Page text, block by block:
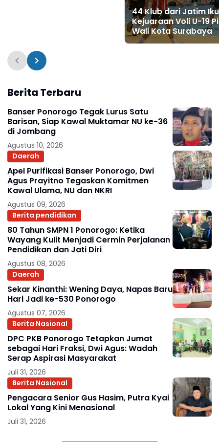
44 Klub dari Jatim
Kejuaraan Voli U-19
Wali Kota Surabaya
Berita Terbaru
Banser Ponorogo Tegak Lurus Satu
Barisan, Siap Kawal Muktamar NU ke-36
di Jombang
Agustus 10, 2026
Daerah
Apel Purifikasi Banser Ponorogo, Dwi
Agus Prayitno Tegaskan Komitmen
Kawal Ulama, NU dan NKRI
Agustus 09, 2026
Berita pendidikan
80 Tahun SMPN 1 Ponorogo: Ketika
Wayang Kulit Menjadi Cermin Perjalanan
Pendidikan dan Jati Diri
Agustus 08, 2026
Daerah
Sekar Kinanthi: Wening Daya, Napas Baru
Hari Jadi ke-530 Ponorogo
Agustus 07, 2026
Berita Nasional
DPC PKB Ponorogo Tetapkan Jumat
sebagai Hari Fraksi, Dwi Agus: Wadah
Serap Aspirasi Masyarakat
Juli 31, 2026
Berita Nasional
Pengacara Senior Gus Hasim, Putra Kyai
Lokal Yang Kini Menasional
Juli 31, 2026